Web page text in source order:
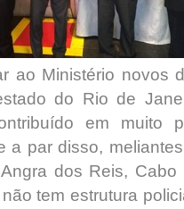
ao Ministério novos
do Rio de
em muito
a par disso,
dos Reis, Cabo
tem estrutura